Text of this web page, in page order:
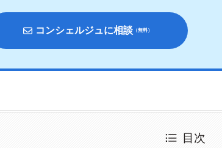
コンシェルジュに相談 （無料）
目次